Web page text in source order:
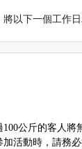
以下一個工作日
公斤的客人將
活動時，請務必